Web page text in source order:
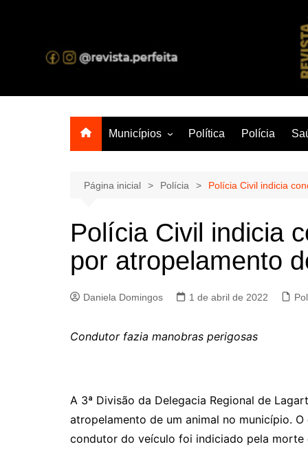
A melhor revista eletrônica do interior de Sergipe
Municípios
Lagarto
Política Polícia
Página inicial Polícia Polícia Civil indicia
Polícia Civil indicia
por atropelamento
Daniela Domingos 1 de abril de 2022
Condutor fazia manobras perigosas
A 3ª Divisão da Delegacia Regional de
atropelamento de um animal no município.
condutor do veículo foi indiciado pela morte